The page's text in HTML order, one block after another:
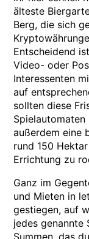
älteste
Berg, die sich
Entscheidend
Video- oder
Interessenten
auf
sollten diese
außerdem eine
rund 150
Errichtung zu
Ganz im
und Mieten in
gestiegen, auf
jedes genannte
Summen, das